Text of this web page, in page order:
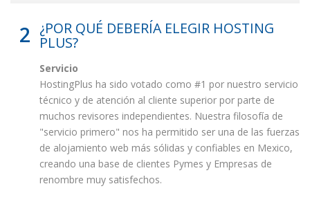
2 ¿POR QUÉ DEBERÍA ELEGIR HOSTING
PLUS?
Servicio
HostingPlus ha sido votado como #1 por nuestro servicio
técnico y de atención al cliente superior por parte de
muchos revisores independientes. Nuestra filosofía de
"servicio primero" nos ha permitido ser una de las fuerzas
de alojamiento web más sólidas y confiables en Mexico,
creando una base de clientes Pymes y Empresas de
renombre muy satisfechos.